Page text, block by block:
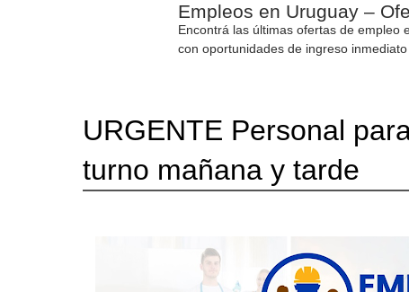
Empleos en Uruguay –
Encontrá las últimas ofertas de empleo
con oportunidades de ingreso
URGENTE Personal
turno mañana y tarde